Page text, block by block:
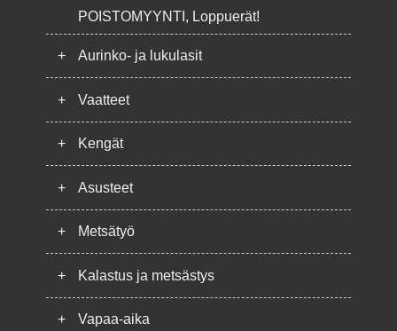
POISTOMYYNTI, Loppuerät!
+ Aurinko- ja lukulasit
+ Vaatteet
+ Kengät
+ Asusteet
+ Metsätyö
+ Kalastus ja metsästys
+ Vapaa-aika